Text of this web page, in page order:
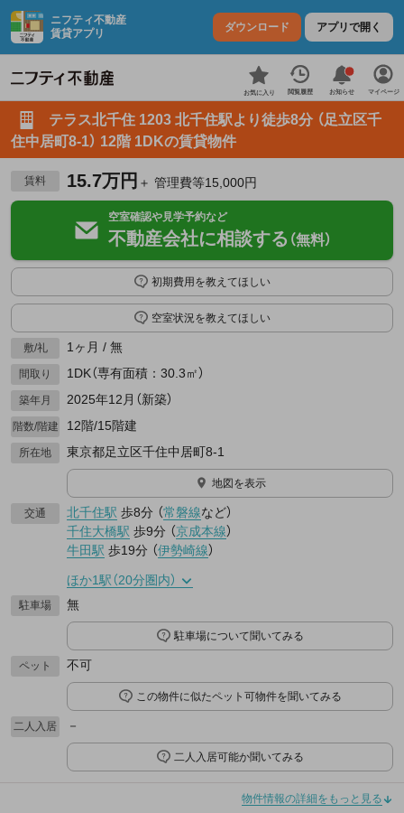
ニフティ不動産
賃貸アプリ
ダウンロード アプリで開く
お気に入り 閲覧履歴 お知らせ マイページ
テラス北千住 1203 北千住駅より徒歩8分 （足立区千
住中居町8-1） 12階 1DKの賃貸物件
賃料 15.7万円 ＋ 管理費等15,000円
空室確認や見学予約など
不動産会社に相談する （無料）
初期費用を教えてほしい
空室状況を教えてほしい
敷/礼 1ヶ月 / 無
間取り 1DK（専有面積：30.3㎡）
築年月 2025年12月（新築）
階数/階建 12階/15階建
所在地 東京都足立区千住中居町8-1
地図を表示
交通 北千住駅 歩8分 （常磐線など）
千住大橋駅 歩9分 （京成本線）
牛田駅 歩19分 （伊勢崎線）
ほか1駅（20分圏内）
駐車場 無
駐車場について聞いてみる
ペット 不可
この物件に似たペット可物件を聞いてみる
二人入居 －
二人入居可能か聞いてみる
物件情報の詳細をもっと見る